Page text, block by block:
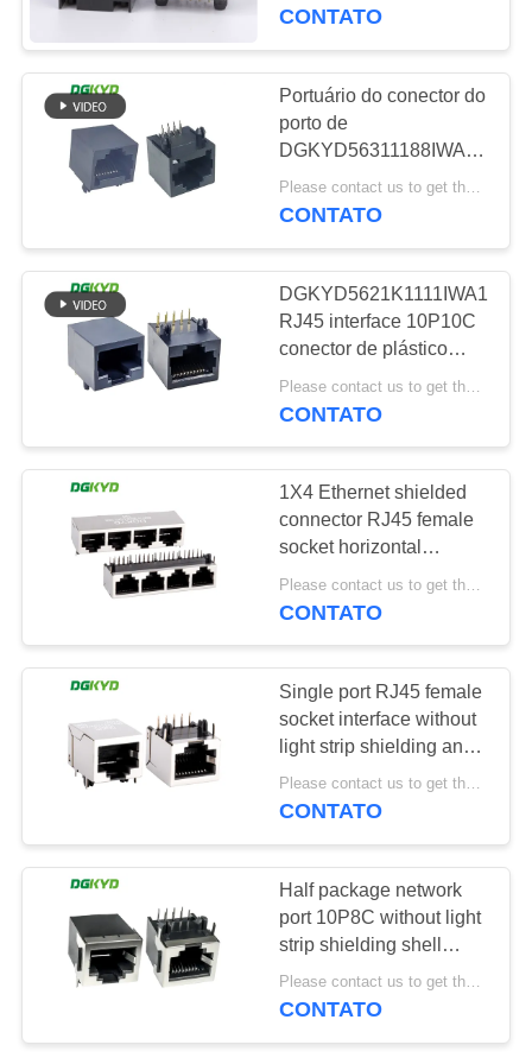
EXCURSÃO
DA
FÁBRICA
CONTROLE
QUALIDADE
CONTACTE-
NOS
UMAS
CITAÇÕES
SITEMAP
POLÍTICA
PRIVACIDADE
Conectores
múltiplos do porto
RJ45
101
Único porto RJ45
127
conector de cat6
rj45
jaque rj11
46
Y/G conduziu o RJ45
CONTATO
Portuário do conector do
porto de
RJ45 único todo o 8P8C
obscuro plástico
Please contact us to get the latest price. MOQ:1 parte
CONTATO
DGKYD5621K1111IWA1DY4
RJ45 interface 10P10C
conector de plástico
interface de
comunicação sem luz
CONTATO
1X4 Ethernet shielded
connector RJ45 female
socket horizontal
interface
Please contact us to get the latest price. MOQ:1 peça
CONTATO
Single port RJ45 female
socket interface without
light strip shielding and
transformer shield 10
pins 10 contacts rj 45
Please contact us to get the latest price. MOQ:1 peça
CONTATO
Half package network
port 10P8C without light
strip shielding shell
interface RJ45
connector
Please contact us to get the latest price. MOQ:1 peça
CONTATO